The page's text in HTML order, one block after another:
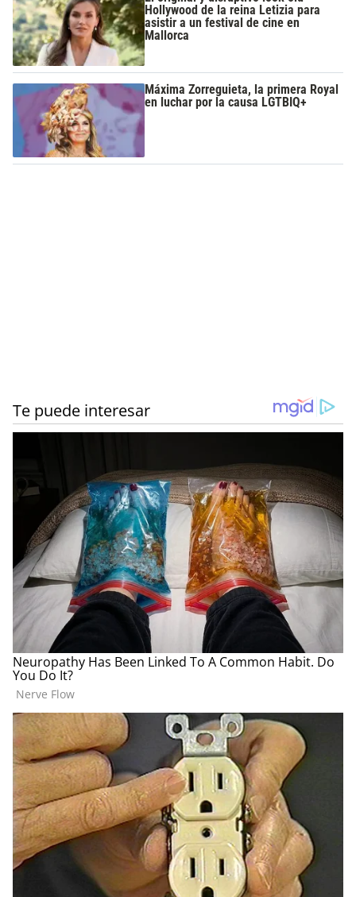
Hollywood de la reina Letizia para
asistir a un festival de cine en
Mallorca
Máxima Zorreguieta, la primera Royal
en luchar por la causa LGTBIQ+